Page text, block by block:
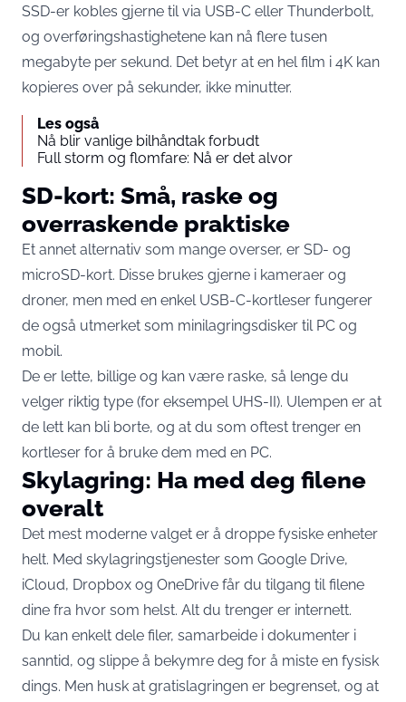
SSD-er kobles gjerne til via USB-C eller Thunderbolt,
og overføringshastighetene kan nå flere tusen
megabyte per sekund. Det betyr at en hel film i 4K kan
kopieres over på sekunder, ikke minutter.
Les også
Nå blir vanlige bilhåndtak forbudt
Full storm og flomfare: Nå er det alvor
SD-kort: Små, raske og
overraskende praktiske
Et annet alternativ som mange overser, er SD- og
microSD-kort. Disse brukes gjerne i kameraer og
droner, men med en enkel USB-C-kortleser fungerer
de også utmerket som minilagringsdisker til PC og
mobil.
De er lette, billige og kan være raske, så lenge du
velger riktig type (for eksempel UHS-II). Ulempen er at
de lett kan bli borte, og at du som oftest trenger en
kortleser for å bruke dem med en PC.
Skylagring: Ha med deg filene
overalt
Det mest moderne valget er å droppe fysiske enheter
helt. Med skylagringstjenester som Google Drive,
iCloud, Dropbox og OneDrive får du tilgang til filene
dine fra hvor som helst. Alt du trenger er internett.
Du kan enkelt dele filer, samarbeide i dokumenter i
sanntid, og slippe å bekymre deg for å miste en fysisk
dings. Men husk at gratislagringen er begrenset, og at